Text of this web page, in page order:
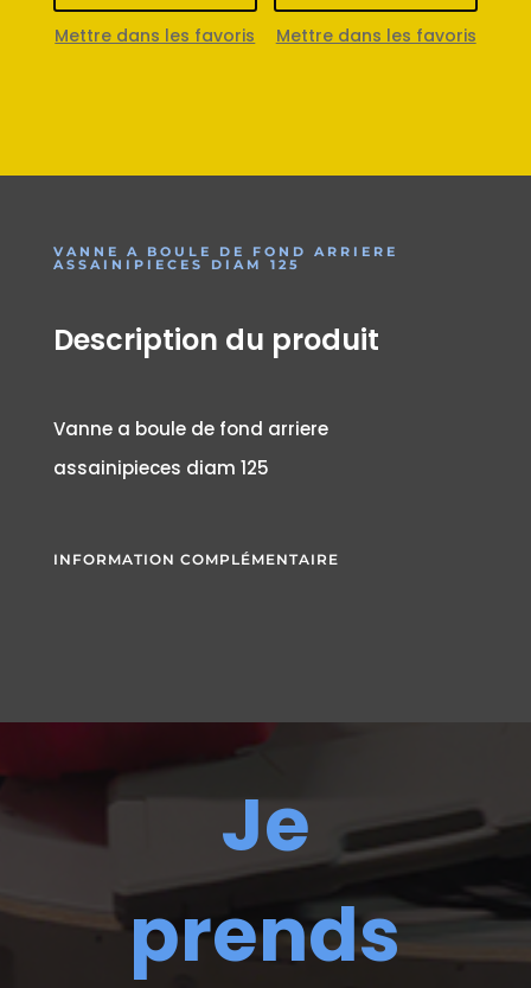
Mettre dans les favoris Mettre dans les favoris
VANNE A BOULE DE FOND ARRIERE
ASSAINIPIECES DIAM 125
Description du produit
Vanne a boule de fond arriere
assainipieces diam 125
INFORMATION COMPLÉMENTAIRE
Je
prends